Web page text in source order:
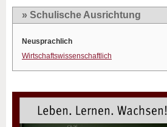
» Schulische Ausrichtung
Neusprachlich
Wirtschaftswissenschaftlich